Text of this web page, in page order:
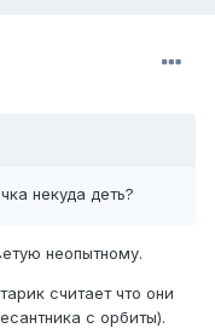
некуда деть?
неопытному.
считает что они
с орбиты).